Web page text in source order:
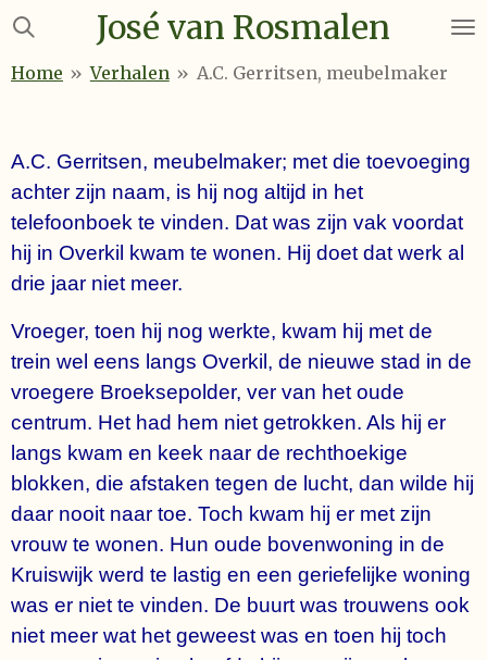
Ga
naar
José van Rosmalen
Home » Verhalen » A.C. Gerritsen, meubelmaker
A.C. Gerritsen, meubelmaker; met die toevoeging
achter zijn naam, is hij nog altijd in het
telefoonboek te vinden. Dat was zijn vak voordat
hij in Overkil kwam te wonen. Hij doet dat werk al
drie jaar niet meer.
Vroeger, toen hij nog werkte, kwam hij met de
trein wel eens langs Overkil, de nieuwe stad in de
vroegere Broeksepolder, ver van het oude
centrum. Het had hem niet getrokken. Als hij er
langs kwam en keek naar de rechthoekige
blokken, die afstaken tegen de lucht, dan wilde hij
daar nooit naar toe. Toch kwam hij er met zijn
vrouw te wonen. Hun oude bovenwoning in de
Kruiswijk werd te lastig en een geriefelijke woning
was er niet te vinden. De buurt was trouwens ook
niet meer wat het geweest was en toen hij toch